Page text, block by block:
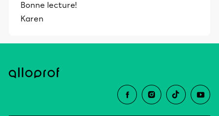
possibles : fourmi, ours ou être humain.
atteindre cet état, les quelque 500
l’enseignement de Bouddha.
Bonne lecture!
Karen